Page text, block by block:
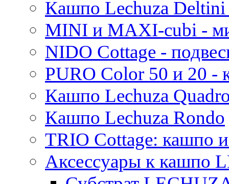
Кашпо Lechuza
MINI и MAXI-cubi -
NIDO Cottage -
PURO Color 50 и 20
Кашпо Lechuza
Кашпо Lechuza Rondo
TRIO Cottage: кашпо
Аксессуары к кашпо